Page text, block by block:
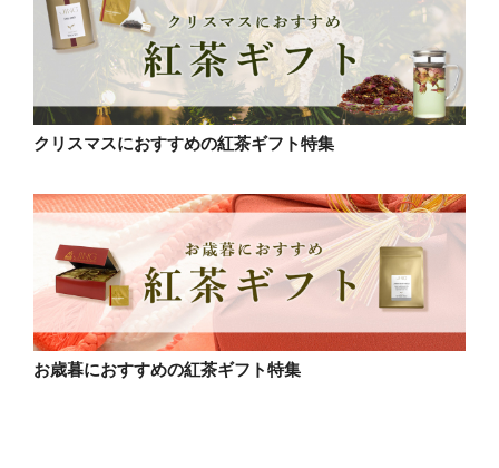
クリスマスにおすすめの紅茶ギフト特集
お歳暮におすすめの紅茶ギフト特集